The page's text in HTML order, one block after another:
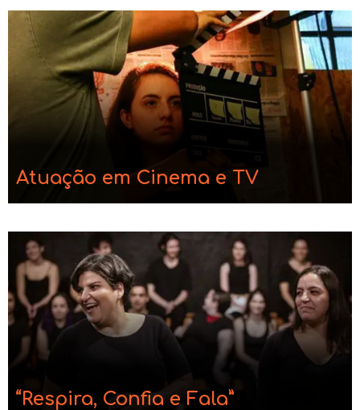
Atuação em Cinema e TV
“Respira, Confia e Fala”